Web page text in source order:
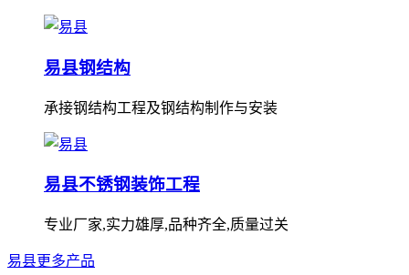
易县钢结构
承接钢结构工程及钢结构制作与安装
易县不锈钢装饰工程
专业厂家,实力雄厚,品种齐全,质量过关
易县更多产品